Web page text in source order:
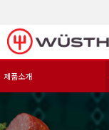
제품소개